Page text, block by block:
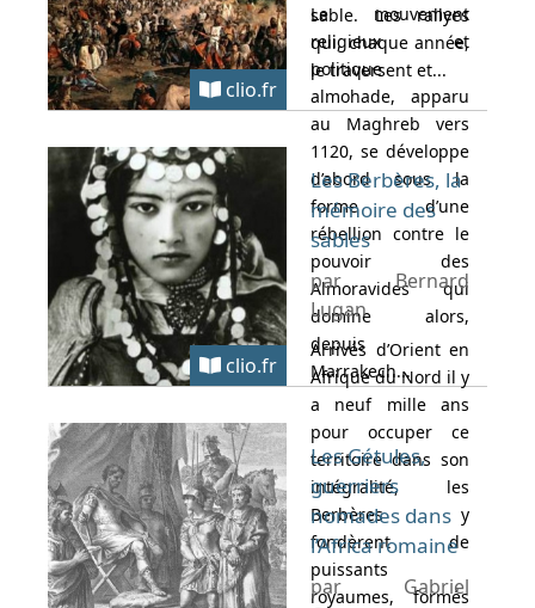
sable. Les rallyes
qui, chaque année,
le traversent et...
clio.fr
Le mouvement
religieux et
politique
almohade, apparu
au Maghreb vers
1120, se développe
d’abord sous la
forme d’une
rébellion contre le
pouvoir des
Almoravides qui
domine alors,
depuis
Marrakech...
clio.fr
Les Berbères, la
mémoire des
sables
par Bernard
Lugan
Arrivés d’Orient en
Afrique du Nord il y
a neuf mille ans
pour occuper ce
territoire dans son
intégralité, les
Berbères y
fondèrent de
puissants
royaumes, formés
Les Gétules,
guerriers
nomades dans
l’Africa romaine
par Gabriel